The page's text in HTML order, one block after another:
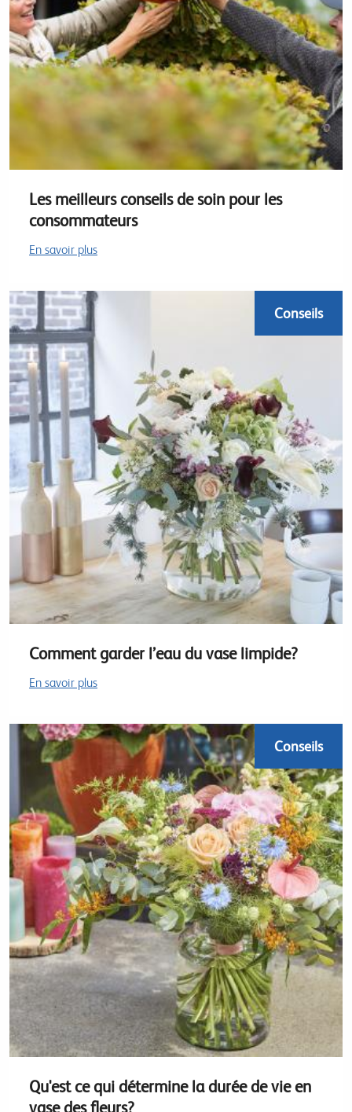
Les meilleurs conseils de soin pour les
consommateurs
En savoir plus
Conseils
Comment garder l’eau du vase limpide?
En savoir plus
Conseils
Qu'est ce qui détermine la durée de vie en
vase des fleurs?